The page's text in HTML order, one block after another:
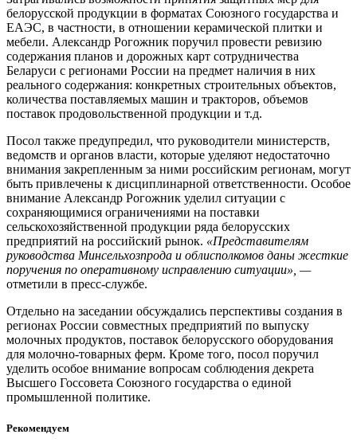
белорусской продукции в форматах Союзного государства и
ЕАЭС, в частности, в отношении керамической плитки и
мебели. Александр Рогожник поручил провести ревизию
содержания планов и дорожных карт сотрудничества
Беларуси с регионами России на предмет наличия в них
реального содержания: конкретных строительных объектов,
количества поставляемых машин и тракторов, объемов
поставок продовольственной продукции и т.д.
Посол также предупредил, что руководители министерств,
ведомств и органов власти, которые уделяют недостаточно
внимания закрепленным за ними российским регионам, могут
быть привлечены к дисциплинарной ответственности. Особое
внимание Александр Рогожник уделил ситуации с
сохраняющимися ограничениями на поставки
сельскохозяйственной продукции ряда белорусских
предприятий на российский рынок. «Представителям
руководства Минсельхозпрода и облисполкомов даны жесткие
поручения по оперативному исправлению ситуации», —
отметили в пресс-службе.
Отдельно на заседании обсуждались перспективы создания в
регионах России совместных предприятий по выпуску
молочных продуктов, поставок белорусского оборудования
для молочно-товарных ферм. Кроме того, посол поручил
уделить особое внимание вопросам соблюдения декрета
Высшего Госсовета Союзного государства о единой
промышленной политике.
Рекомендуем